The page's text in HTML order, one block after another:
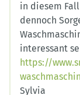
in diesem
dennoch
interessant
https://
Sylvia